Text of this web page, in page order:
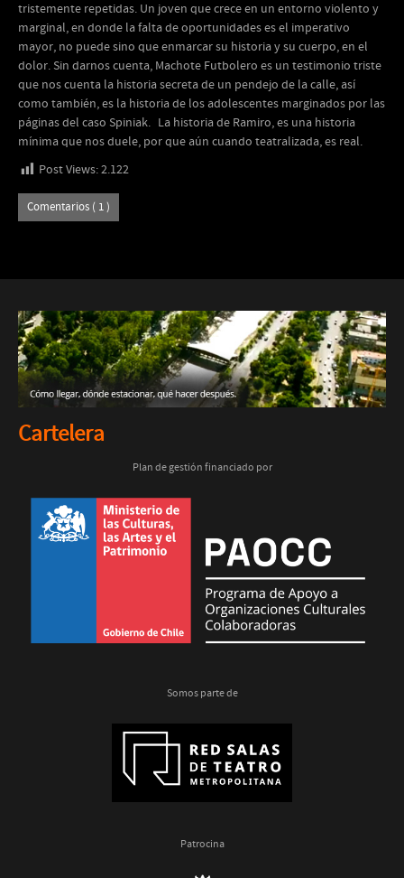
tristemente repetidas. Un joven que crece en un entorno violento y
marginal, en donde la falta de oportunidades es el imperativo
mayor, no puede sino que enmarcar su historia y su cuerpo, en el
dolor. Sin darnos cuenta, Machote Futbolero es un testimonio triste
que nos cuenta la historia secreta de un pendejo de la calle, así
como también, es la historia de los adolescentes marginados por las
páginas del caso Spiniak. La historia de Ramiro, es una historia
mínima que nos duele, por que aún cuando teatralizada, es real.
Post Views:2.122
Comentarios ( 1 )
Cartelera
Plan de gestión financiado por
Somos parte de
Patrocina